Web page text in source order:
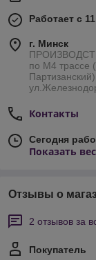
Работает с
г. Минск
по М4 трассе
Контакты
Сегодня
Показать
Отзывы о
2 отзывов за
Покупатель